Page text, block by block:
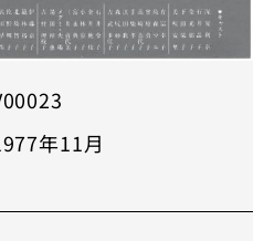
年11月